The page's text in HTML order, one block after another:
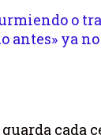
o
antes» ya
cada